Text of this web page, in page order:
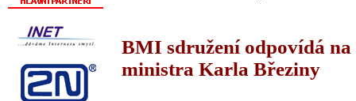
BMI sdružení odpovídá na
ministra Karla Březiny